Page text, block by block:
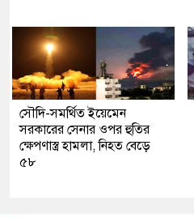
সৌদি-সমর্থিত ইয়েমেন
সরকারের সেনার ওপর হুতির
ক্ষেপণাস্ত্র হামলা, নিহত বেড়ে
৫৮